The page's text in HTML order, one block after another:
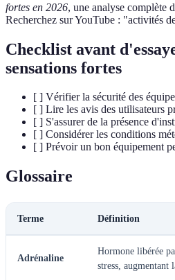
fortes en 2026, une analyse complète
Recherchez sur YouTube : "activités
Checklist avant
sensations fortes
[ ] Vérifier la sécurité des
[ ] Lire les avis des utilisateurs
[ ] S'assurer de la présence
[ ] Considérer les conditions
[ ] Prévoir un bon équipement
Glossaire
Terme Définition
Adrénaline
Hormone libérée
stress, augmentant